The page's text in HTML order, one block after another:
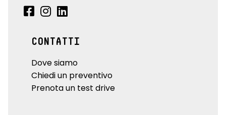
CONTATTI
Dove siamo
Chiedi un preventivo
Prenota un test drive